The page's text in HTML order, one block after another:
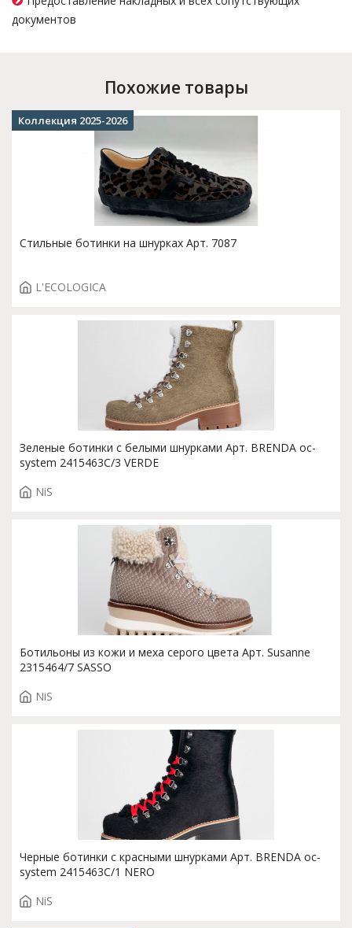
документов
Похожие товары
Стильные ботинки на шнурках Арт. 7087
L'ECOLOGICA
Коллекция 2025-2026
Зеленые ботинки с белыми шнурками Арт. BRENDA oc-
system 2415463C/3 VERDE
NiS
Ботильоны из кожи и меха серого цвета Арт. Susanne
2315464/7 SASSO
NiS
Черные ботинки с красными шнурками Арт. BRENDA oc-
system 2415463C/1 NERO
NiS